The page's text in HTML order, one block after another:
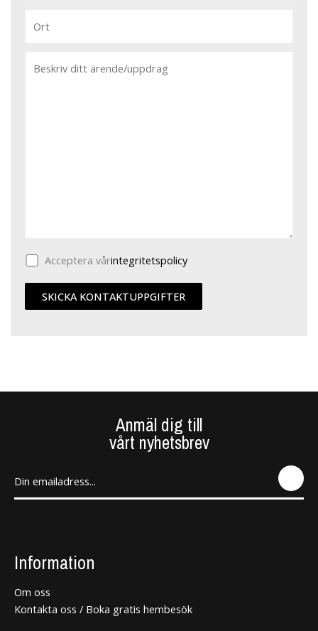
Acceptera vårintegritetspolicy
Anmäl dig till
vårt nyhetsbrev
SEN
Information
Om oss
Kontakta oss / Boka gratis hembesök